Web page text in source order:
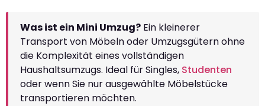
Was ist ein Mini Umzug? Ein kleinerer
Transport von Möbeln oder Umzugsgütern ohne
die Komplexität eines vollständigen
Haushaltsumzugs. Ideal für Singles, Studenten
oder wenn Sie nur ausgewählte Möbelstücke
transportieren möchten.